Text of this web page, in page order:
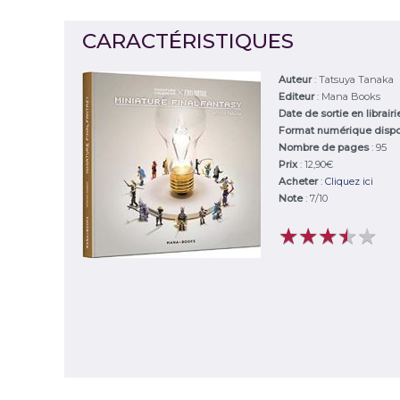
CARACTÉRISTIQUES
Auteur: Tatsuya Tanaka
Editeur: Mana Books
Date de sortie en
Format numérique
Nombre de pages: 95
Prix: 12,90€
Acheter: Cliquez ici
Note: 7/10
★★★★★
★★★★★